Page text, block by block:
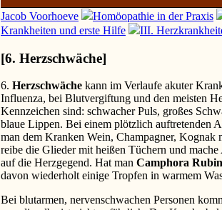
Jacob Voorhoeve Homöopathie in der Praxis
Krankheiten und erste Hilfe
III.
[6. Herzschwäche]
6. Herzschwäche kann im Verlaufe akuter
Influenza, bei Blutvergiftung und den meisten
Kennzeichen sind: schwacher Puls, großes
blaue Lippen. Bei einem plötzlich auftretenden
man dem Kranken Wein, Champagner, Kognak
reibe die Glieder mit heißen Tüchern und
auf die Herzgegend. Hat man Camphora
davon wiederholt einige Tropfen in warmem
Bei blutarmen, nervenschwachen Personen